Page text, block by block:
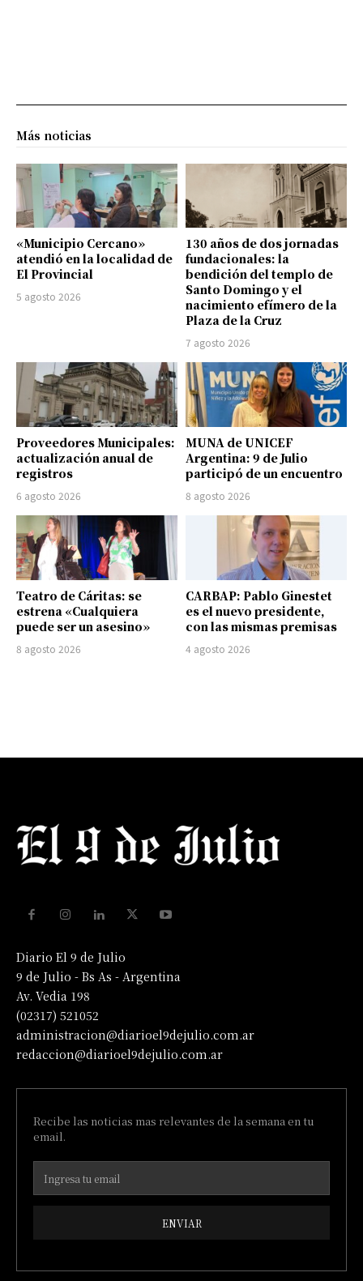
Más noticias
«Municipio Cercano»
atendió en la localidad de
El Provincial
5 agosto 2026
130 años de dos jornadas
fundacionales: la
bendición del templo de
Santo Domingo y el
nacimiento efímero de la
Plaza de la Cruz
7 agosto 2026
Proveedores Municipales:
actualización anual de
registros
6 agosto 2026
MUNA de UNICEF
Argentina: 9 de Julio
participó de un encuentro
8 agosto 2026
Teatro de Cáritas: se
estrena «Cualquiera
puede ser un asesino»
8 agosto 2026
CARBAP: Pablo Ginestet
es el nuevo presidente,
con las mismas premisas
4 agosto 2026
Diario El 9 de Julio
9 de Julio - Bs As - Argentina
Av. Vedia 198
(02317) 521052
administracion@diarioel9dejulio.com.ar
redaccion@diarioel9dejulio.com.ar
Recibe las noticias mas relevantes de la semana en tu
email.
ENVIAR